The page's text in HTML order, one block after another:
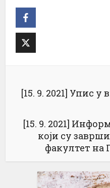
[15. 9. 2021] Упис
[15. 9. 2021]
који су
факултет на